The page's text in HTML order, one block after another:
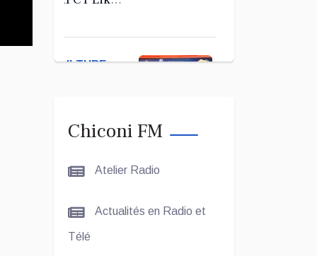
Chiconi
CULTURE
Le Grand
Coranique –
2Édition par
Tandhum
Cour'an
CULTURE
ET
Chiconi FM
Atelier Radio
Actualités en Radio et
Télé